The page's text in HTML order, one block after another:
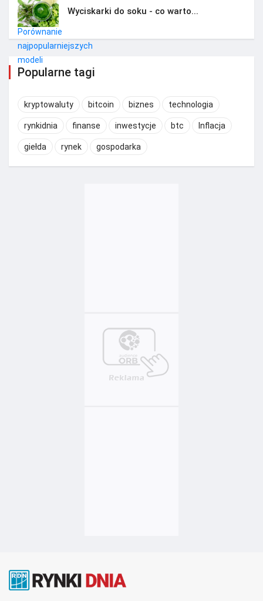
Wyciskarki do soku - co warto...
Popularne tagi
kryptowaluty bitcoin biznes technologia
rynkidnia finanse inwestycje btc Inflacja
giełda rynek gospodarka